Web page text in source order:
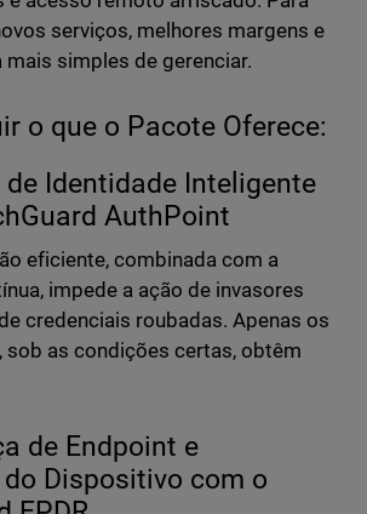
serviços, melhores margens e
simples de gerenciar.
o que o Pacote Oferece:
de Identidade Inteligente
AuthPoint
eficiente, combinada com a
impede a ação de invasores
credenciais roubadas. Apenas os
sob as condições certas, obtêm
de Endpoint e
Dispositivo com o